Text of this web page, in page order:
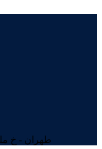
طهران - خ ملت -